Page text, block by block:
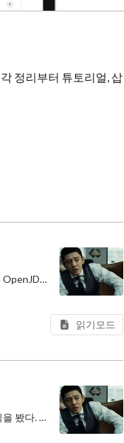
정리부터 튜토리얼, 삽
Not long ago I saw the news that JEP 401, Java’s Value Objects, had been merged into OpenJDK master. In plain terms it’s a propo
읽기모드
얼마 전 JEP 401, 그러니까 자바의 Value Objects가 OpenJDK master에 머지됐다는 소식을 봤다. 쉽게 말해 메모리 주소나 식별자(ID) 대신 객체 내부의 값 자체를 기준으로 삼는, 즉 값(Value)처럼